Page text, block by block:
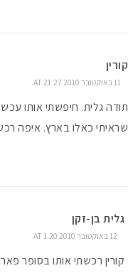
קורין
11 באוקטובר 2010 AT 21:27
תודה גלית. חיפשתי אותו
שראיתי כאלו בארץ. איפה
גלית בן-זקן
12 באוקטובר 2010 AT 1:20
קורין רכשתי אותו בסופר